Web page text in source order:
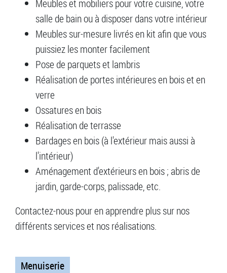
Meubles et mobiliers pour votre cuisine, votre
salle de bain ou à disposer dans votre intérieur
Meubles sur-mesure livrés en kit afin que vous
puissiez les monter facilement
Pose de parquets et lambris
Réalisation de portes intérieures en bois et en
verre
Ossatures en bois
Réalisation de terrasse
Bardages en bois (à l'extérieur mais aussi à
l'intérieur)
Aménagement d'extérieurs en bois ; abris de
jardin, garde-corps, palissade, etc.
Contactez-nous pour en apprendre plus sur nos
différents services et nos réalisations.
Menuiserie